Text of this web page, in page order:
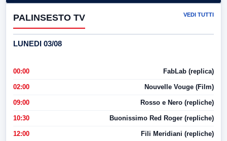
PALINSESTO TV VEDI TUTTI
LUNEDI 03/08
00:00 FabLab (replica)
02:00 Nouvelle Vouge (Film)
09:00 Rosso e Nero (repliche)
10:30 Buonissimo Red Roger (repliche)
12:00 Fili Meridiani (repliche)